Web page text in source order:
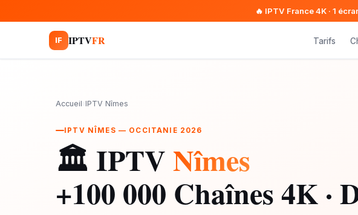
🔥 IPTV France 4K · 1
IF IPTVFR Tarifs
Accueil› IPTV Nîmes
IPTV NÎMES — OCCITANIE 2026
🏛️ IPTVNîmes
+100 000 Chaînes 4K ·